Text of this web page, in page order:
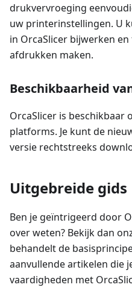
drukvervroeging
uw printerinstellingen. U
in OrcaSlicer bijwerken
afdrukken maken.
Beschikbaarheid
OrcaSlicer is beschikbaar
platforms. Je kunt de
versie rechtstreeks
Uitgebreide gids
Ben je geïntrigeerd door
over weten? Bekijk dan
behandelt de
aanvullende artikelen die
vaardigheden met